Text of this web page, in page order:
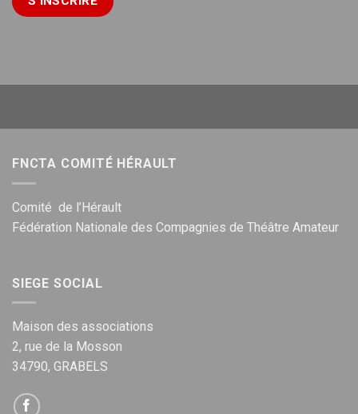
FNCTA COMITÉ HÉRAULT
Comité de l’Hérault
Fédération Nationale des Compagnies de Théâtre Amateur
SIEGE SOCIAL
Maison des associations
2, rue de la Mosson
34790, GRABELS